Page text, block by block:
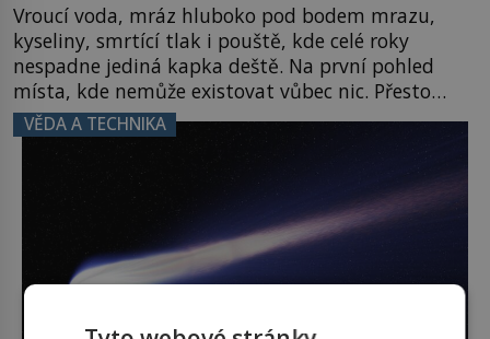
Vroucí voda, mráz hluboko pod bodem mrazu,
kyseliny, smrtící tlak i pouště, kde celé roky
nespadne jediná kapka deště. Na první pohled
místa, kde nemůže existovat vůbec nic. Přesto
právě tady vědci objevují organismy, které
posouvají hranice života. Každý nový nález mění
naše představy o tom, co všechno dokáže příroda a
napovídá, kde bychom jednou […]
VĚDA A TECHNIKA